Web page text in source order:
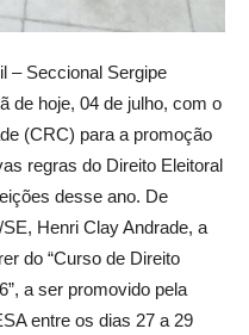
– Seccional Sergipe
de hoje, 04 de julho, com o
(CRC) para a promoção
regras do Direito Eleitoral
desse ano. De
Henri Clay Andrade, a
do “Curso de Direito
a ser promovido pela
entre os dias 27 a 29